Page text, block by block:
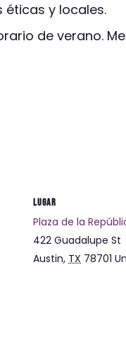
y locales.
de verano.
LUGAR
Plaza de la
422 Guadalupe St
Austin, TX 78701